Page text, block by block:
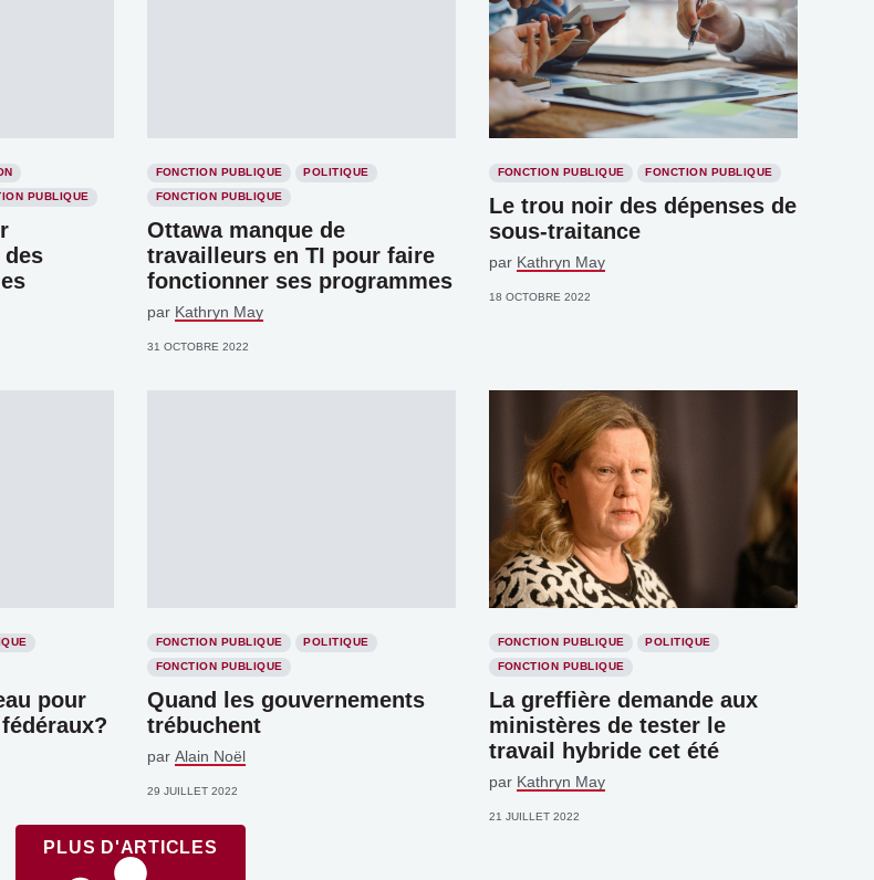
PUBLIQUE
FONCTION PUBLIQUE
POLITIQUE
FONCTION PUBLIQUE
Ottawa manque de
travailleurs en TI pour faire
fonctionner ses programmes
par Kathryn May
31 OCTOBRE 2022
FONCTION PUBLIQUE FONCTION PUBLIQUE
Le trou noir des dépenses de
sous-traitance
par Kathryn May
18 OCTOBRE 2022
pour
FONCTION PUBLIQUE
POLITIQUE
FONCTION PUBLIQUE
Quand les gouvernements
trébuchent
par Alain Noël
29 JUILLET 2022
FONCTION PUBLIQUE
POLITIQUE
FONCTION PUBLIQUE
La greffière demande aux
ministères de tester le
travail hybride cet été
par Kathryn May
21 JUILLET 2022
PLUS D'ARTICLES